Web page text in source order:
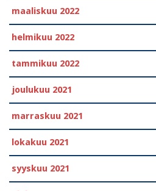
maaliskuu 2022
helmikuu 2022
tammikuu 2022
joulukuu 2021
marraskuu 2021
lokakuu 2021
syyskuu 2021